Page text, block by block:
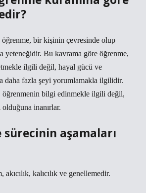
bir kişinin çevresinde olup
yeteneğidir. Bu kavrama göre öğrenme,
ilgili değil, hayal gücü ve
daha fazla şeyi yorumlamakla ilgilidir.
öğrenmenin bilgi edinmekle ilgili değil,
inanırlar.
sürecinin aşamaları
kalıcılık ve genellemedir.